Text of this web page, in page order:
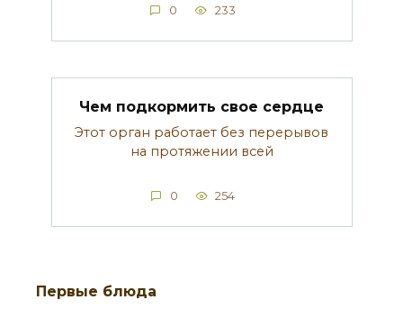
0 233
Чем подкормить свое сердце
Этот орган работает без перерывов
на протяжении всей
0 254
Первые блюда